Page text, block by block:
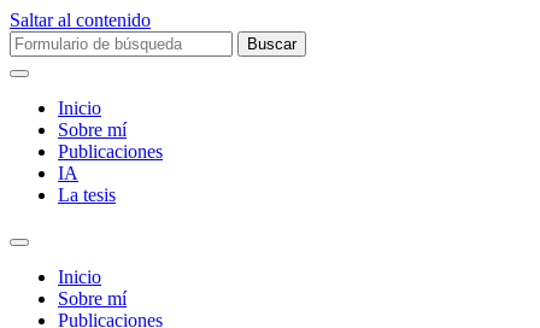
Saltar al contenido
Buscar:
Inicio
Sobre mí­
Publicaciones
IA
La tesis
Alternar
campo
búsqueda
Inicio
Sobre mí­
Publicaciones